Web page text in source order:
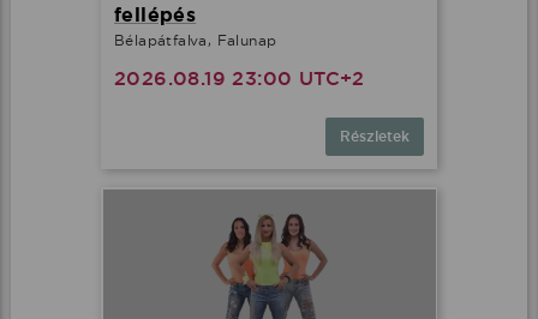
fellépés
Bélapátfalva, Falunap
2026.08.19 23:00 UTC+2
Részletek